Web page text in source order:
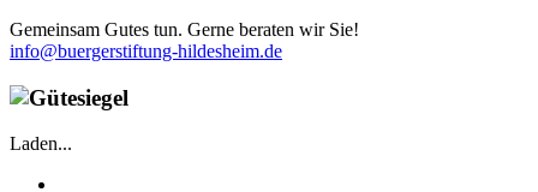
Gemeinsam Gutes tun. Gerne beraten wir Sie!
info@buergerstiftung-hildesheim.de
Laden...